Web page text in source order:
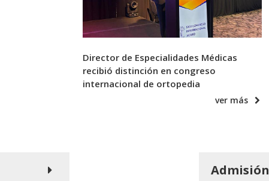
Director de Especialidades Médicas
recibió distinción en congreso
internacional de ortopedia
ver más
Admisión